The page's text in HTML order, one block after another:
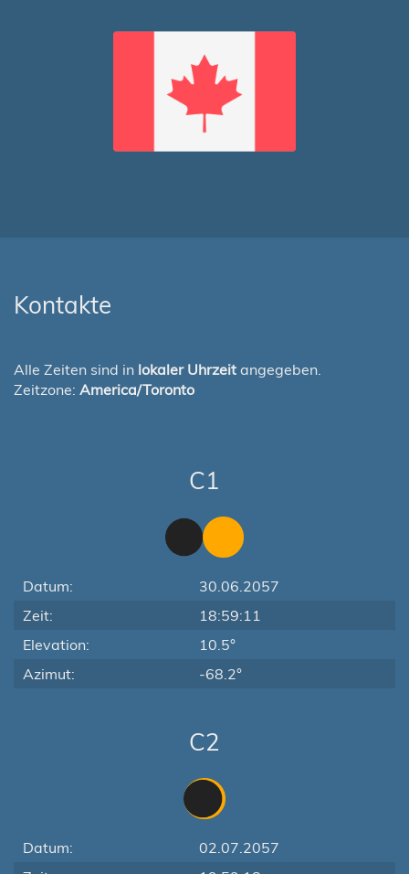
Kontakte
Alle Zeiten sind in lokaler Uhrzeit angegeben.
Zeitzone: America/Toronto
C1
Datum:
30.06.2057
Zeit:
18:59:11
Elevation:
10.5°
Azimut:
-68.2°
C2
Datum:
02.07.2057